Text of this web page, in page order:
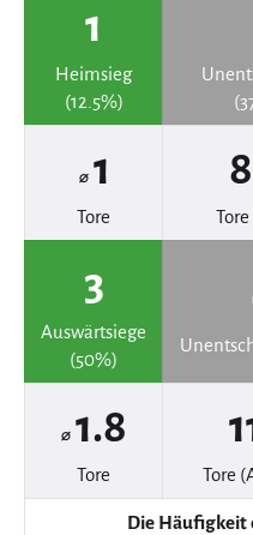
1
Heimsieg
(12.5%)
⌀ 1
Tore
3
Auswärtsiege
(50%)
⌀ 1.8
Tore Tore
Die Häufigkeit